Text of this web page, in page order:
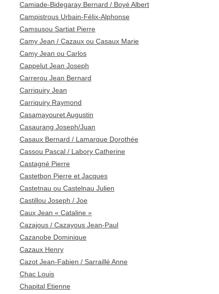
Camiade-Bidegaray Bernard / Boyé Albert
Campistrous Urbain-Félix-Alphonse
Camsusou Sartiat Pierre
Camy Jean / Cazaux ou Casaux Marie
Camy Jean ou Carlos
Cappelut Jean Joseph
Carrerou Jean Bernard
Carriquiry Jean
Carriquiry Raymond
Casamayouret Augustin
Casaurang Joseph/Juan
Casaux Bernard / Lamarque Dorothée
Cassou Pascal / Labory Catherine
Castagné Pierre
Castetbon Pierre et Jacques
Castetnau ou Castelnau Julien
Castillou Joseph / Joe
Caux Jean « Cataline »
Cazajous / Cazayous Jean-Paul
Cazanobe Dominique
Cazaux Henry
Cazot Jean-Fabien / Sarraillé Anne
Chac Louis
Chapital Etienne